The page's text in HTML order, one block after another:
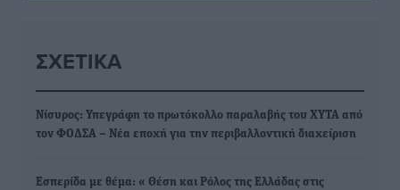
ΣΧΕΤΙΚΆ
Νίσυρος: Υπεγράφη το πρωτόκολλο παραλαβής του ΧΥΤΑ από
τον ΦΟΔΣΑ – Νέα εποχή για την περιβαλλοντική διαχείριση
Εσπερίδα με θέμα: « Θέση και Ρόλος της Ελλάδας στις